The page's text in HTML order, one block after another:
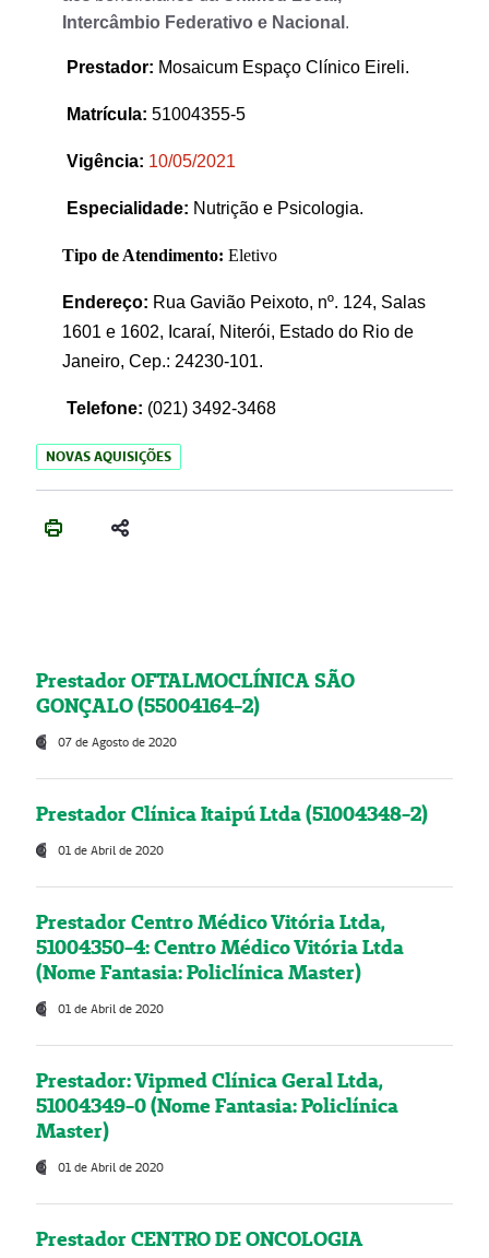
Intercâmbio Federativo e Nacional .
Prestador: Mosaicum Espaço Clínico Eireli.
Matrícula: 51004355-5
Vigência: 10/05/2021
Especialidade: Nutrição e Psicologia.
Tipo de Atendimento: Eletivo
Endereço: Rua Gavião Peixoto, nº. 124, Salas
1601 e 1602, Icaraí, Niterói, Estado do Rio de
Janeiro, Cep.: 24230-101.
Telefone: (021) 3492-3468
NOVAS AQUISIÇÕES
Prestador OFTALMOCLÍNICA SÃO
GONÇALO (55004164-2)
07 de Agosto de 2020
Prestador Clínica Itaipú Ltda (51004348-2)
01 de Abril de 2020
Prestador Centro Médico Vitória Ltda,
51004350-4: Centro Médico Vitória Ltda
(Nome Fantasia: Policlínica Master)
01 de Abril de 2020
Prestador: Vipmed Clínica Geral Ltda,
51004349-0 (Nome Fantasia: Policlínica
Master)
01 de Abril de 2020
Prestador CENTRO DE ONCOLOGIA